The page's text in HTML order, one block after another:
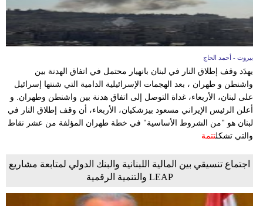
أزياء
إسلامية
وتكنولوجيا
بيئة
مدوَّنات
بيروت - أحمد الحاج
يهدَد وقف إطلاق النار في لبنان بانهيار محتمل في اتفاق الهدنة بين
واشنطن و طهران ، بعد الهجمات الإسرائيلية الدامية التي شنتها إسرائيل
على لبنان، الأربعاء، غداة التوصل إلى اتفاق هدنة بين واشنطن وطهران. و
أعلن الرئيس الإيراني مسعود بيزشكيان، الأربعاء، أن وقف إطلاق النار في
لبنان هو "من الشروط الأساسية" في خطة طهران المؤلفة من عشر نقاط
والتي تشكلتتمة
اجتماع تنسيقي بين المالية اللبنانية والبنك الدولي لمتابعة مشاريع
LEAP والتنمية الرقمية